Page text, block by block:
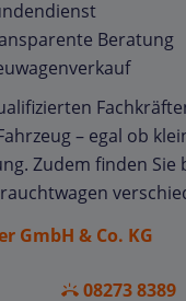
Beratung
– egal ob
Zudem finden Sie
GmbH & Co. KG
08273 8389